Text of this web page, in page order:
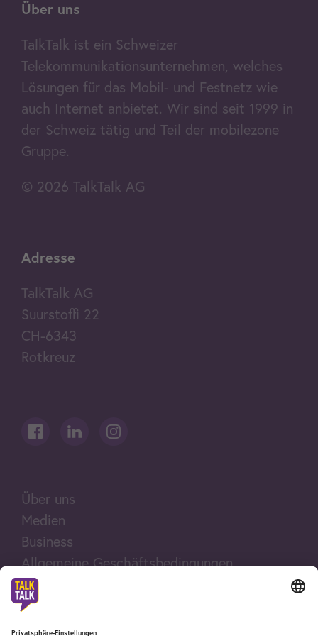
Über uns
TalkTalk ist ein Schweizer
Telekommunikationsunternehmen, welches
Lösungen für das Mobil- und Festnetz wie
auch Internet anbietet. Wir sind seit 1999 in
der Schweiz tätig und Teil der mobilezone
Gruppe.
© 2026 TalkTalk AG
Adresse
TalkTalk AG
Suurstoffi 22
CH-6343
Rotkreuz
Über uns
Medien
Business
Allgemeine Geschäftsbedingungen
Rechtliche Hinweise
Impressum
Fair Use Policy